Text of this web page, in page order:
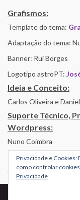
Grafismos:
Template do tema:
Adaptação do tema:
Banner: Rui Borges
Logotipo astroPT:
Ideia e Conceito:
Carlos Oliveira e
Suporte Técnico,
Wordpress:
Nuno Coimbra
Alojamento por
Privacidade e Cookies:
como controlar
Privacidade